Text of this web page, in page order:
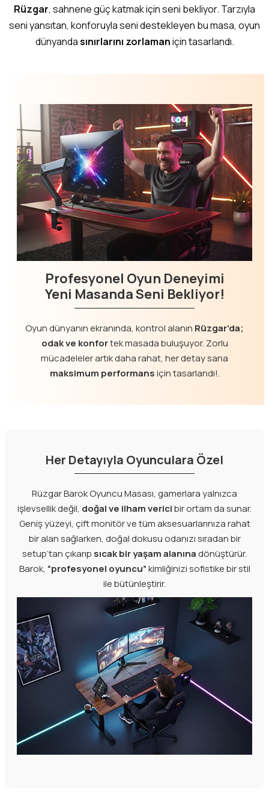
Rüzgar, sahnene güç katmak için seni bekliyor. Tarzıyla
seni yansıtan, konforuyla seni destekleyen bu masa, oyun
dünyandasınırlarını zorlamaniçin tasarlandı.
Profesyonel Oyun Deneyimi
Yeni Masanda Seni Bekliyor!
Oyun dünyanın ekranında, kontrol alanın Rüzgar’da;
odak ve konfortek masada buluşuyor. Zorlu
mücadeleler artık daha rahat, her detay sana
maksimum performansiçin tasarlandı!.
Her Detayıyla Oyunculara Özel
Rüzgar Barok Oyuncu Masası, gamerlara yalnızca
işlevsellik değil, doğal ve ilham vericibir ortam da sunar.
Geniş yüzeyi, çift monitör ve tüm aksesuarlarınıza rahat
bir alan sağlarken, doğal dokusu odanızı sıradan bir
setup’tan çıkarıp sıcak bir yaşam alanınadönüştürür.
Barok, “profesyonel oyuncu”kimliğinizi sofistike bir stil
ile bütünleştirir.